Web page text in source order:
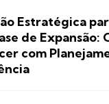
Estratégica
de Expansão:
com